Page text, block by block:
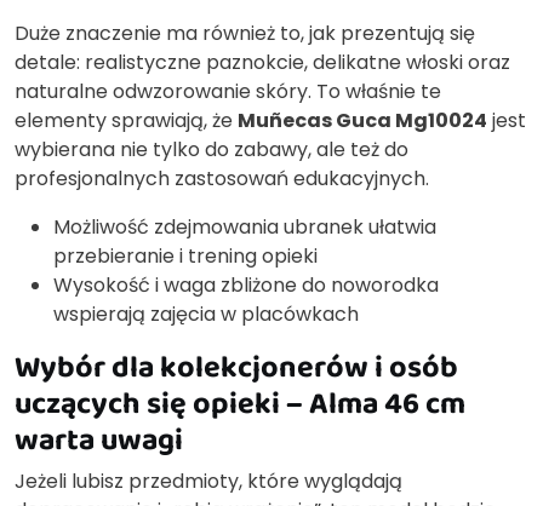
Duże znaczenie ma również to, jak prezentują się
detale: realistyczne paznokcie, delikatne włoski oraz
naturalne odwzorowanie skóry. To właśnie te
elementy sprawiają, że Muñecas Guca Mg10024 jest
wybierana nie tylko do zabawy, ale też do
profesjonalnych zastosowań edukacyjnych.
Możliwość zdejmowania ubranek ułatwia
przebieranie i trening opieki
Wysokość i waga zbliżone do noworodka
wspierają zajęcia w placówkach
Wybór dla kolekcjonerów i osób
uczących się opieki – Alma 46 cm
warta uwagi
Jeżeli lubisz przedmioty, które wyglądają